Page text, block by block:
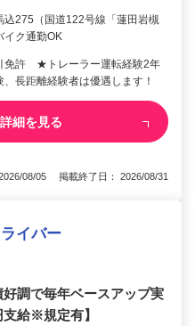
込275（国道122号線「蓮田岩槻
ク通勤OK
免許 ★トレーラー運転経験2年
長距離経験者は優遇します！
詳細を見る
08/05 掲載終了日： 2026/08/31
イバー
調で毎年ベースアップ実
給※規定有】